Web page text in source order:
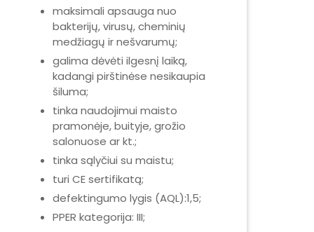
maksimali apsauga nuo
bakterijų, virusų, cheminių
medžiagų ir nešvarumų;
galima dėvėti ilgesnį laiką,
kadangi pirštinėse nesikaupia
šiluma;
tinka naudojimui maisto
pramonėje, buityje, grožio
salonuose ar kt.;
tinka sąlyčiui su maistu;
turi CE sertifikatą;
defektingumo lygis (AQL):1,5;
PPER kategorija: III;